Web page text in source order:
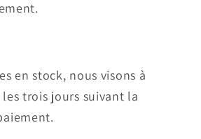
en stock, nous visons à
trois jours suivant la